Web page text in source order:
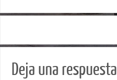
Deja una respuesta